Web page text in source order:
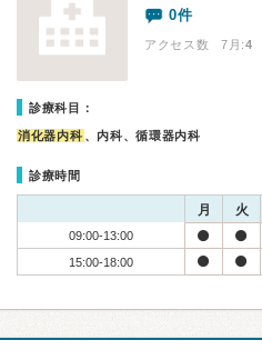
0件
アクセス数 7月:4
診療科目：
消化器内科 、内科、循環器内科
診療時間
月 火
09:00-13:00
15:00-18:00